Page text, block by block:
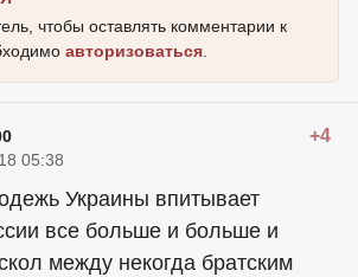
чтобы оставлять комментарии к
авторизоваться
+4
05:38
Украины впитывает
все больше и больше и
между некогда братским